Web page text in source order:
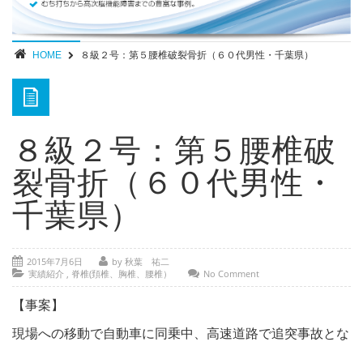
- 後遺障害等級認定実績（初回申請）
- 後遺障害等級認定実績（異議申立）
部位別症状
- 部位別解説 ～ 交通事故外傷の教科書
- 高次脳機能障害の皆様へ
保険の百科事典
ご相談・お問い合わせ
HOME ８級２号：第５腰椎破裂骨折（６０代男性・千葉県）
８級２号：第５腰椎破
裂骨折（６０代男性・
千葉県）
2015年7月6日
by 秋葉 祐二
実績紹介 , 脊椎(頚椎、胸椎、腰椎） No Comment
【事案】
現場への移動で自動車に同乗中、高速道路で追突事故とな